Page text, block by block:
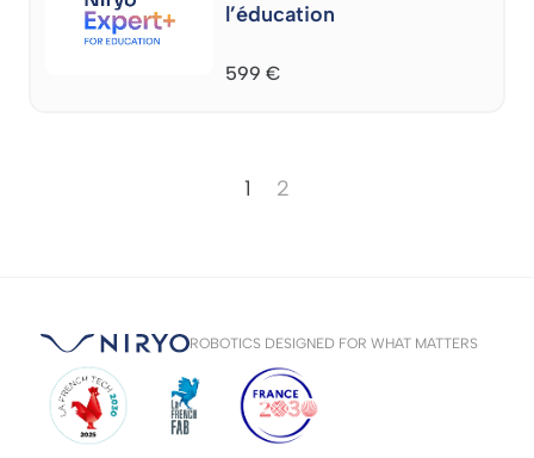
l’éducation
599€
1 2
ROBOTICS DESIGNED FOR WHAT MATTERS